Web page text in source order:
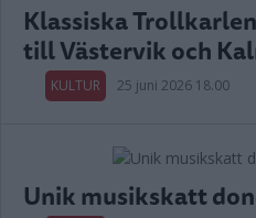
Klassiska
till Västervik och
KULTUR 25 juni 2026 18.00
Unik musikskatt